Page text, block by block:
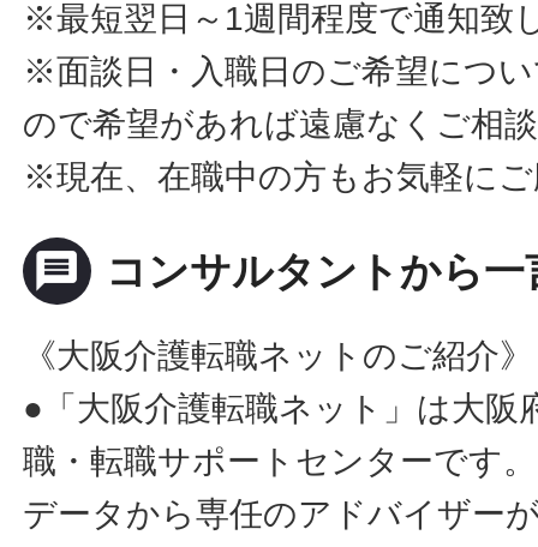
※最短翌日～1週間程度で通知致
※面談日・入職日のご希望につ
ので希望があれば遠慮なくご相
※現在、在職中の方もお気軽に
message コンサルタントから一
《大阪介護転職ネットのご紹介》
●「大阪介護転職ネット」は大阪
職・転職サポートセンターです
データから専任のアドバイザー